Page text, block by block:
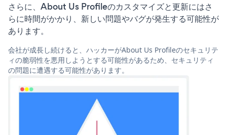
さらに、About Us Profileのカスタマイズと更新にはさ
らに時間がかかり、新しい問題やバグが発生する可能性が
あります。
会社が成長し続けると、ハッカーがAbout Us Profileのセキュリテ
ィの脆弱性を悪用しようとする可能性があるため、セキュリティ
の問題に遭遇する可能性があります。